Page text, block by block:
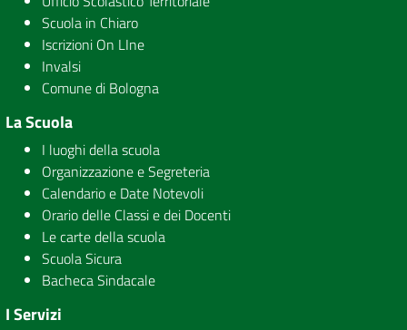
Scuola in Chiaro
Iscrizioni On LIne
Invalsi
Comune di Bologna
La Scuola
I luoghi della scuola
Organizzazione e Segreteria
Calendario e Date Notevoli
Orario delle Classi e dei Docenti
Le carte della scuola
Scuola Sicura
Bacheca Sindacale
I Servizi